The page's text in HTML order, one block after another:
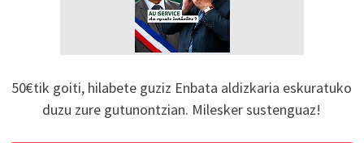
50€tik goiti, hilabete guziz Enbata aldizkaria eskuratuko
duzu zure gutunontzian. Milesker sustenguaz!